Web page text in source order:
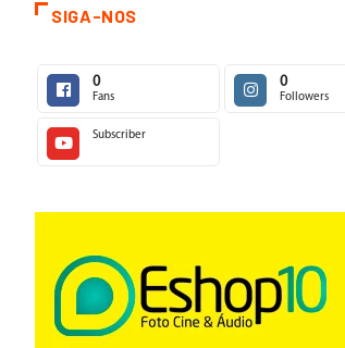
SIGA-NOS
0
Fans
0
Followers
Subscriber